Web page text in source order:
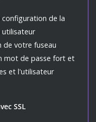
de la
utilisateur
de votre fuseau
mot de passe fort et
et l'utilisateur
SSL